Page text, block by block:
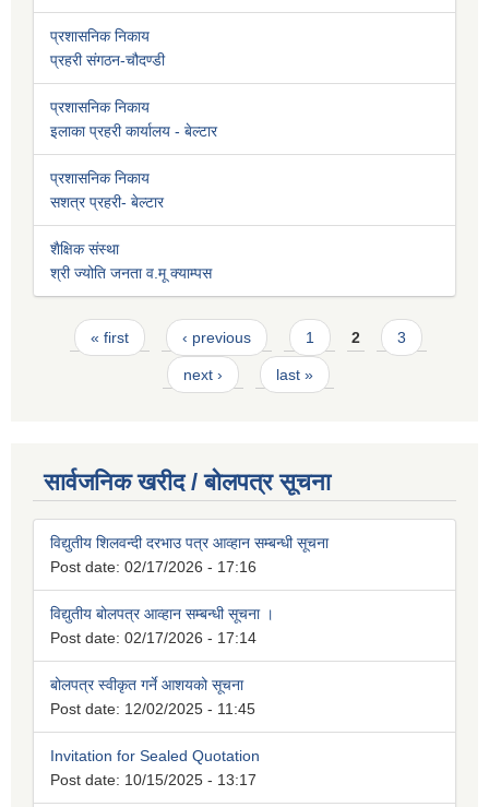
प्रशासनिक निकाय
प्रहरी संगठन-चौदण्डी
प्रशासनिक निकाय
इलाका प्रहरी कार्यालय - बेल्टार
प्रशासनिक निकाय
सशत्र प्रहरी- बेल्टार
शैक्षिक संस्था
श्री ज्योति जनता व.मू क्याम्पस
Pages
« first ‹ previous 1 2 3
next › last »
सार्वजनिक खरीद / बोलपत्र सूचना
विद्युतीय शिलवन्दी दरभाउ पत्र आव्हान सम्बन्धी सूचना
Post date: 02/17/2026 - 17:16
विद्युतीय बोलपत्र आव्हान सम्बन्धी सूचना ।
Post date: 02/17/2026 - 17:14
बोलपत्र स्वीकृत गर्ने आशयको सूचना
Post date: 12/02/2025 - 11:45
Invitation for Sealed Quotation
Post date: 10/15/2025 - 13:17